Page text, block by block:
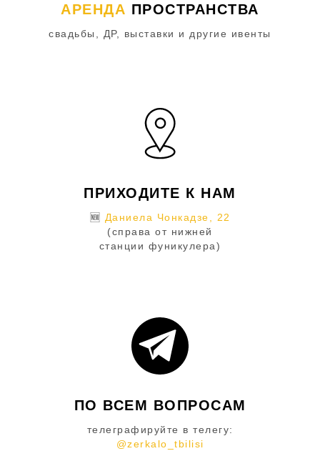
АРЕНДА ПРОСТРАНСТВА
свадьбы, ДР, выставки и другие ивенты
ПРИХОДИТЕ К НАМ
🆕 Даниела Чонкадзе, 22
(справа от нижней
станции фуникулера)
ПО ВСЕМ ВОПРОСАМ
телеграфируйте в телегу:
@zerkalo_tbilisi